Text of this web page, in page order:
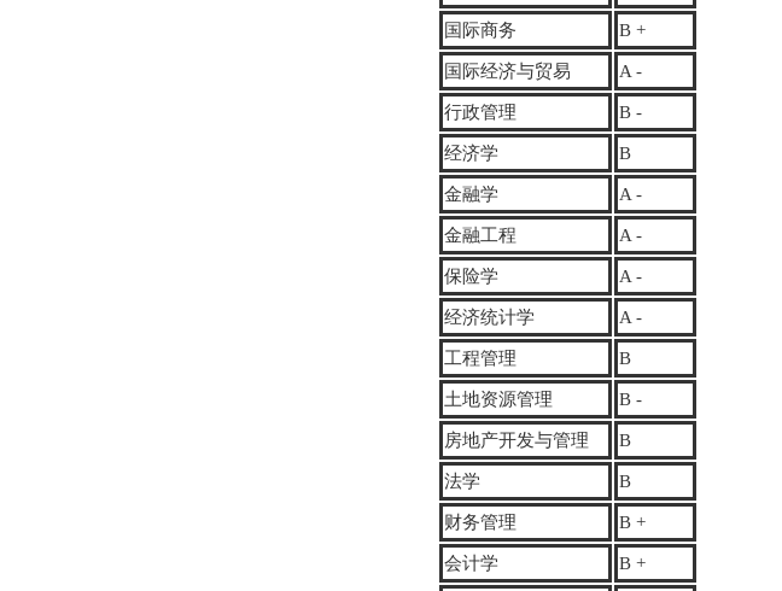
国际商务 B +
国际经济与贸易 A -
行政管理 B -
经济学 B
金融学 A -
金融工程 A -
保险学 A -
经济统计学 A -
工程管理 B
土地资源管理 B -
房地产开发与管理 B
法学 B
财务管理 B +
会计学 B +